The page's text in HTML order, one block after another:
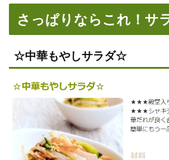
さっぱりならこれ！サ
☆中華もやしサラダ☆